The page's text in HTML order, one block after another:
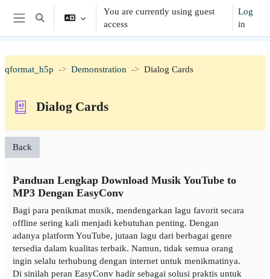
Skip to main content
Side panel
Toggle search input
You are currently using guest
access
Log
in
qformat_h5p Demonstration Dialog Cards
Dialog Cards
Back
Panduan Lengkap Download Musik YouTube to
MP3 Dengan EasyConv
Bagi para penikmat musik, mendengarkan lagu favorit secara
offline sering kali menjadi kebutuhan penting. Dengan
adanya platform YouTube, jutaan lagu dari berbagai genre
tersedia dalam kualitas terbaik. Namun, tidak semua orang
ingin selalu terhubung dengan internet untuk menikmatinya.
Di sinilah peran EasyConv hadir sebagai solusi praktis untuk